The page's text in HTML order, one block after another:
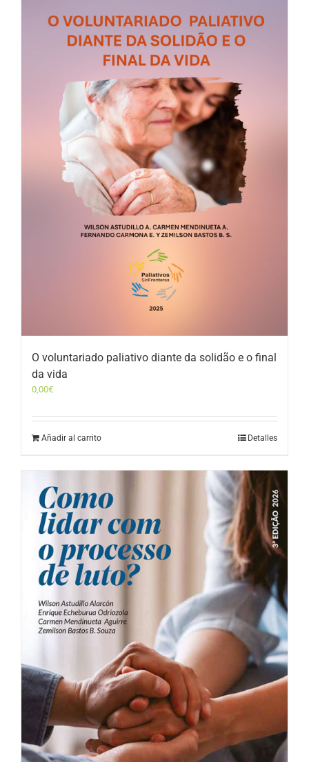
O voluntariado paliativo diante da solidão e o final
da vida
0,00€
Añadir al carrito Detalles